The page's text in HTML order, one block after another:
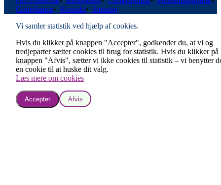
Compliance• Kontakt• Sitemap
Vi samler statistik ved hjælp af cookies.
Hvis du klikker på knappen "Accepter", godkender du, at vi og
tredjeparter sætter cookies til brug for statistik. Hvis du klikker på
knappen "Afvis", sætter vi ikke cookies til statistik – vi benytter
en cookie til at huske dit valg.
Læs mere om cookies
Accepter Afvis